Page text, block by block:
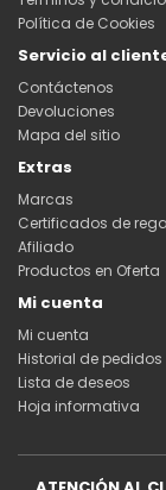
Política de Cookies
Servicio al
Contáctenos
Devoluciones
Mapa del sitio
Extras
Marcas
Certificados de
Afiliado
Productos en Oferta
Mi cuenta
Mi cuenta
Historial de pedidos
Lista de deseos
Hoja informativa